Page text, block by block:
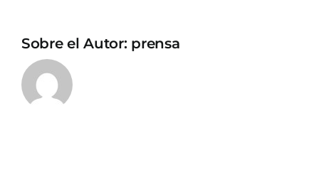
Sobre el Autor: prensa